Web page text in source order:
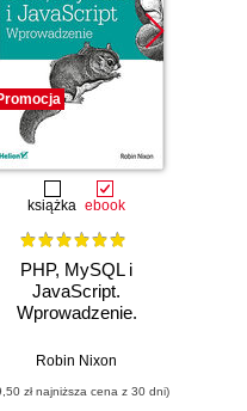
książka ebook
PHP, MySQL i
JavaScript.
Wprowadzenie.
Robin Nixon
zł najniższa cena z 30 dni)